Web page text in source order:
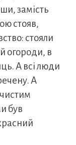
замість
стояв,
стояли
огороди, в
А всі люди
А
був